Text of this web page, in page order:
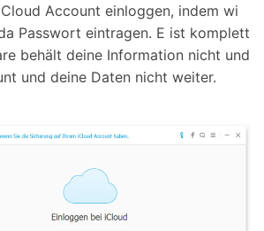
Account einloggen, indem wi
Passwort eintragen. E ist komplett
behält deine Information nicht und
und deine Daten nicht weiter.